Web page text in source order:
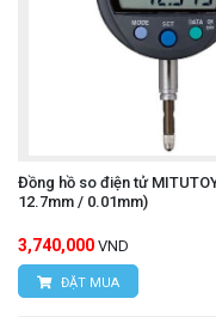
Đồng hồ so điện tử
12.7mm / 0.01mm)
3,740,000 VND
ĐẶT MUA